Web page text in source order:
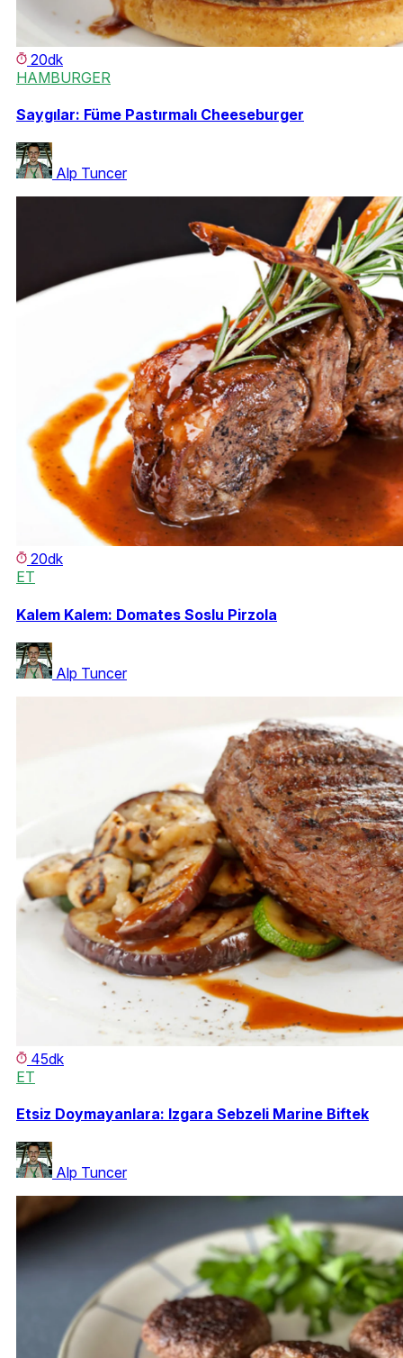
20dk
HAMBURGER
Saygılar: Füme Pastırmalı Cheeseburger
Alp Tuncer
20dk
ET
Kalem Kalem: Domates Soslu Pirzola
Alp Tuncer
45dk
ET
Etsiz Doymayanlara: Izgara Sebzeli Marine Biftek
Alp Tuncer